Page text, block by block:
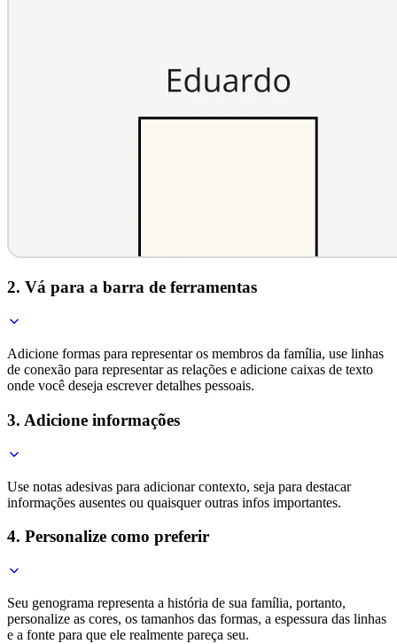
2. Vá para a barra de ferramentas
Adicione formas para representar os membros da família, use linhas
de conexão para representar as relações e adicione caixas de texto
onde você deseja escrever detalhes pessoais.
3. Adicione informações
Use notas adesivas para adicionar contexto, seja para destacar
informações ausentes ou quaisquer outras infos importantes.
4. Personalize como preferir
Seu genograma representa a história de sua família, portanto,
personalize as cores, os tamanhos das formas, a espessura das linhas
e a fonte para que ele realmente pareça seu.